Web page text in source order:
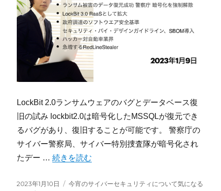
LockBit 2.0ランサムウェアのバグとデータベース復
旧の試み lockbit2.0は暗号化したMSSQLが復元でき
るバグがあり、復旧することが可能です。 警察庁の
サイバー警察局、サイバー特別捜査隊が暗号化され
たデー …“今宵のサイバーセキュリティについて気にな
続きを読む
投
2023年1月10日
カ
今宵のサイバーセキュリティについて気になる